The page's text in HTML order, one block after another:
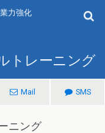
力強化
トレーニング
Mail SMS
ニング